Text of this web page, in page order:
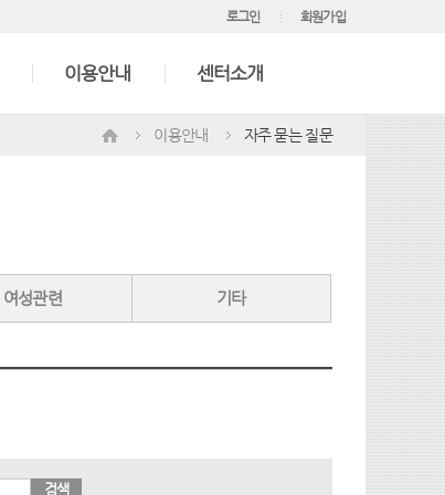
로그인 회원가입
이용안내 센터소개
이용안내 자주 묻는 질문
여성관련 기타
검색